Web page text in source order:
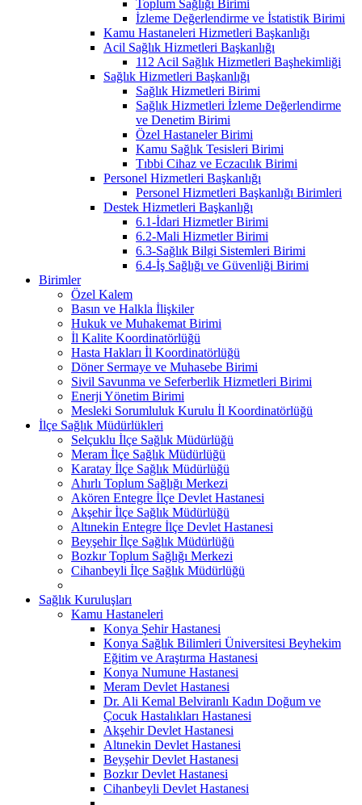
Toplum Sağlığı Birimi
İzleme Değerlendirme ve İstatistik Birimi
Kamu Hastaneleri Hizmetleri Başkanlığı
Acil Sağlık Hizmetleri Başkanlığı
112 Acil Sağlık Hizmetleri Başhekimliği
Sağlık Hizmetleri Başkanlığı
Sağlık Hizmetleri Birimi
Sağlık Hizmetleri İzleme Değerlendirme
ve Denetim Birimi
Özel Hastaneler Birimi
Kamu Sağlık Tesisleri Birimi
Tıbbi Cihaz ve Eczacılık Birimi
Personel Hizmetleri Başkanlığı
Personel Hizmetleri Başkanlığı Birimleri
Destek Hizmetleri Başkanlığı
6.1-İdari Hizmetler Birimi
6.2-Mali Hizmetler Birimi
6.3-Sağlık Bilgi Sistemleri Birimi
6.4-İş Sağlığı ve Güvenliği Birimi
Birimler
Özel Kalem
Basın ve Halkla İlişkiler
Hukuk ve Muhakemat Birimi
İl Kalite Koordinatörlüğü
Hasta Hakları İl Koordinatörlüğü
Döner Sermaye ve Muhasebe Birimi
Sivil Savunma ve Seferberlik Hizmetleri Birimi
Enerji Yönetim Birimi
Mesleki Sorumluluk Kurulu İl Koordinatörlüğü
İlçe Sağlık Müdürlükleri
Selçuklu İlçe Sağlık Müdürlüğü
Meram İlçe Sağlık Müdürlüğü
Karatay İlçe Sağlık Müdürlüğü
Ahırlı Toplum Sağlığı Merkezi
Akören Entegre İlçe Devlet Hastanesi
Akşehir İlçe Sağlık Müdürlüğü
Altınekin Entegre İlçe Devlet Hastanesi
Beyşehir İlçe Sağlık Müdürlüğü
Bozkır Toplum Sağlığı Merkezi
Cihanbeyli İlçe Sağlık Müdürlüğü
Sağlık Kuruluşları
Kamu Hastaneleri
Konya Şehir Hastanesi
Konya Sağlık Bilimleri Üniversitesi Beyhekim
Eğitim ve Araştırma Hastanesi
Konya Numune Hastanesi
Meram Devlet Hastanesi
Dr. Ali Kemal Belviranlı Kadın Doğum ve
Çocuk Hastalıkları Hastanesi
Akşehir Devlet Hastanesi
Altınekin Devlet Hastanesi
Beyşehir Devlet Hastanesi
Bozkır Devlet Hastanesi
Cihanbeyli Devlet Hastanesi